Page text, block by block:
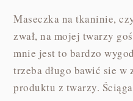
Maseczka na tkaninie,
zwał, na mojej twarzy
mnie jest to bardzo
trzeba długo bawić sie w
produktu z twarzy.